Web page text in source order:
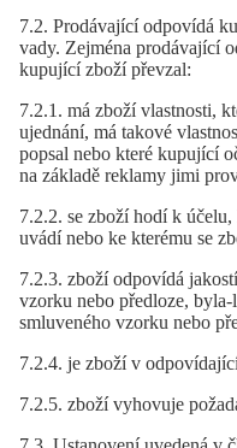
7.2. Prodávající odpovídá
vady. Zejména prodávající
kupující zboží převzal:
7.2.1. má zboží vlastnosti,
ujednání, má takové
popsal nebo které kupující
na základě reklamy jimi
7.2.2. se zboží hodí k
uvádí nebo ke kterému se
7.2.3. zboží odpovídá
vzorku nebo předloze,
smluveného vzorku nebo
7.2.4. je zboží v
7.2.5. zboží vyhovuje